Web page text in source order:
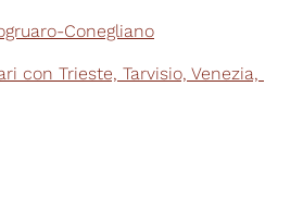
Conegliano
con Trieste, Tarvisio, Venezia,